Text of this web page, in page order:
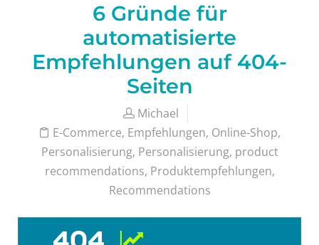
6 Gründe für
automatisierte
Empfehlungen auf 404-
Seiten
Michael
E-Commerce, Empfehlungen, Online-Shop,
Personalisierung, Personalisierung, product
recommendations, Produktempfehlungen,
Recommendations